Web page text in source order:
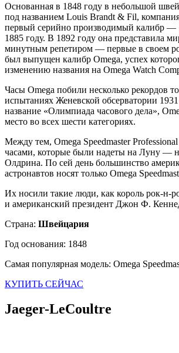
Основанная в 1848 году в небольшой
под названием Louis Brandt & Fil,
первый серийно производимый калибр
1885 году. В 1892 году она представила
минутным репетиром — первые в своем
был выпущен калибр Omega, успех
изменению названия на Omega Watch
Часы Omega побили несколько рекордов
испытаниях Женевской обсерватории
название «Олимпиада часового дела»,
место во всех шести категориях.
Между тем, Omega Speedmaster
часами, которые были надеты на Луну — на
Олдрина. По сей день большинство
астронавтов носят только Omega
Их носили такие люди, как король рок-н-
и американский президент Джон Ф.
Страна: Швейцария
Год основания: 1848
Самая популярная модель: Omega
КУПИТЬ СЕЙЧАС
Jaeger-LeCoultre